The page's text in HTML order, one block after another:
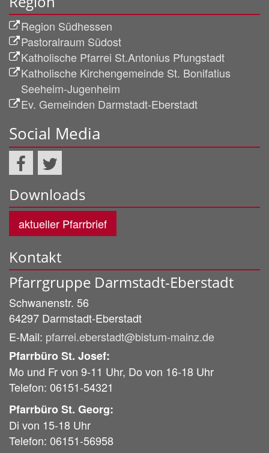
Region Südhessen
Pastoralraum Südost
Katholische Pfarrei St.Antonius Pfungstadt
Katholische Kirchengemeinde St. Bonifatius
Seeheim-Jugenheim
Ev. Gemeinden Darmstadt-Eberstadt
Social Media
Downloads
aktueller Pfarrbrief
Kontakt
Pfarrgruppe Darmstadt-Eberstadt
Schwanenstr. 56
64297 Darmstadt-Eberstadt
E-Mail: pfarrei.eberstadt@bistum-mainz.de
Pfarrbüro St. Josef:
Mo und Fr von 9-11 Uhr, Do von 16-18 Uhr
Telefon: 06151-54321
Pfarrbüro St. Georg:
Di von 15-18 Uhr
Telefon: 06151-56958